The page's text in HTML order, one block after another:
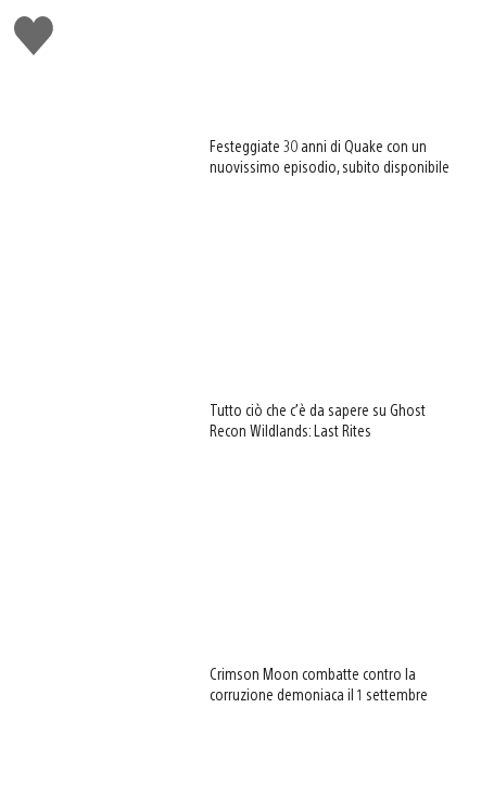
Mi
piace
Festeggiate 30 anni di Quake con un
nuovissimo episodio, subito disponibile
Tutto ciò che c’è da sapere su Ghost
Recon Wildlands: Last Rites
Crimson Moon combatte contro la
corruzione demoniaca il 1 settembre